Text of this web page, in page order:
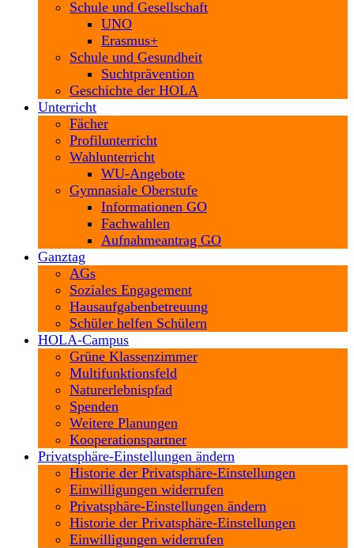
Schule und Gesellschaft
UNO
Erasmus+
Schule und Gesundheit
Suchtprävention
Geschichte der HOLA
Unterricht
Fächer
Profilunterricht
Wahlunterricht
WU-Angebote
Gymnasiale Oberstufe
Informationen GO
Fachwahlen
Aufnahmeantrag GO
Ganztag
AGs
Soziales Engagement
Hausaufgabenbetreuung
Schüler helfen Schülern
HOLA-Campus
Grüne Klassenzimmer
Multifunktionsfeld
Naturerlebnispfad
Spenden
Weitere Planungen
Kooperationspartner
Privatsphäre-Einstellungen ändern
Historie der Privatsphäre-Einstellungen
Einwilligungen widerrufen
Privatsphäre-Einstellungen ändern
Historie der Privatsphäre-Einstellungen
Einwilligungen widerrufen